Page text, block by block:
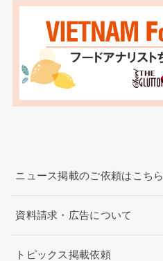
ニュース掲載のご依頼はこちら
資料請求・広告について
トピックス掲載依頼